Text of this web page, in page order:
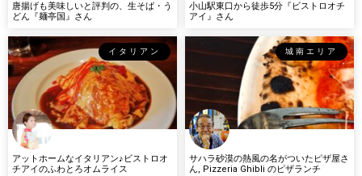
唐揚げも美味しいと評判の、生そば・う
どん『麺亭国』さん
小山駅東口から徒歩5分『ビストロオチ
アイ』さん
イタリアン
アットホームなイタリアン♪ビストロオ
チアイのふわとろオムライス
城南エリア
サハラ砂漠の熱風の名がついたピザ屋さ
ん, Pizzeria Ghibli のピザランチ